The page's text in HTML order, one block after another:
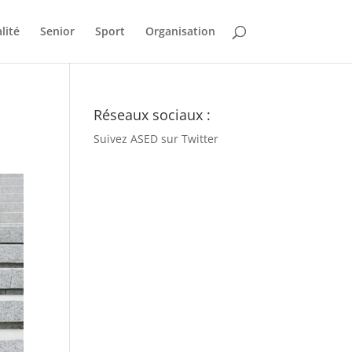
Senior Sport Organisation
Réseaux sociaux :
Suivez ASED sur Twitter